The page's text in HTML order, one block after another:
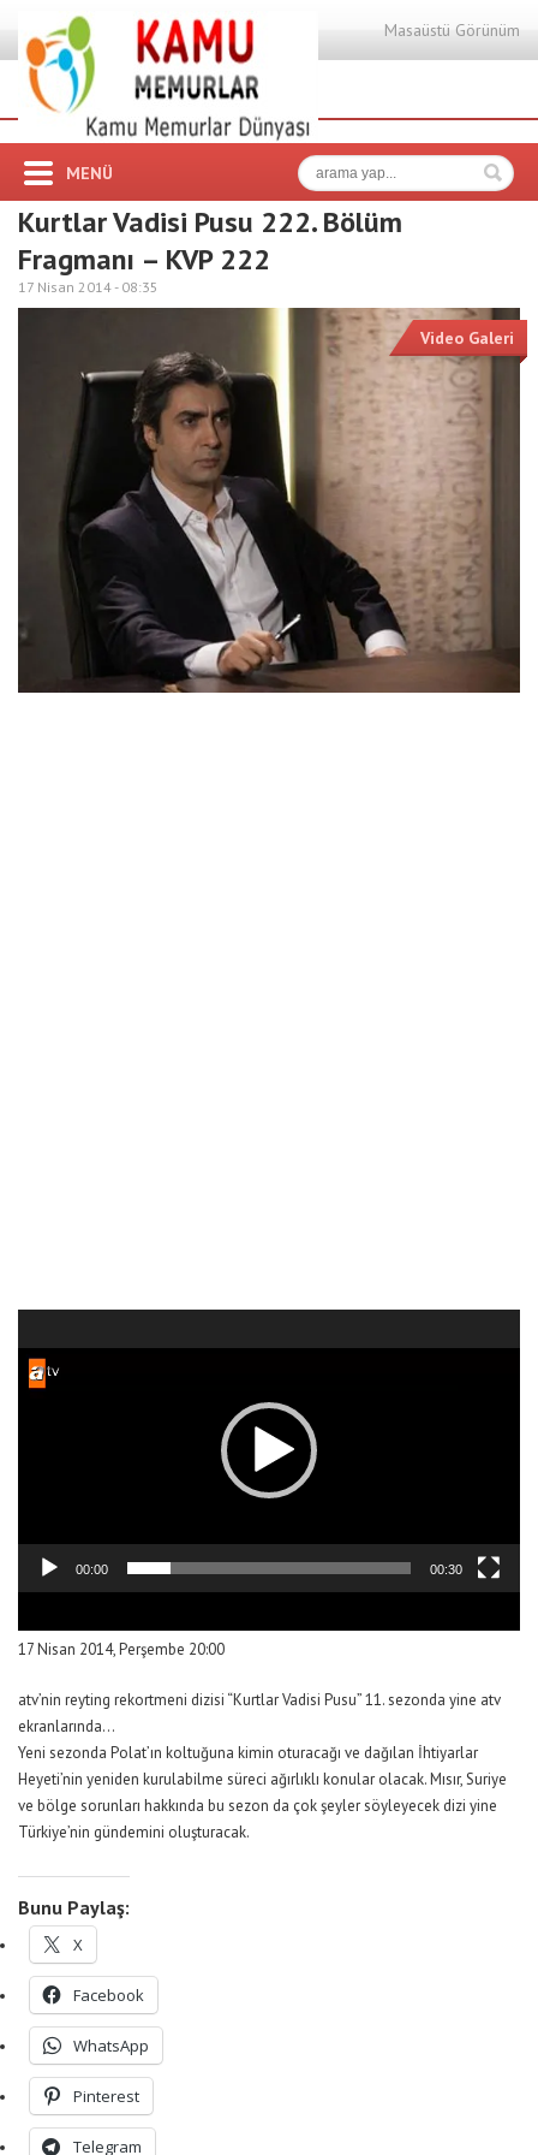
Masaüstü Görünüm
MENÜ
Kurtlar Vadisi Pusu 222. Bölüm
Fragmanı – KVP 222
17 Nisan 2014 - 08:35
Video Galeri
oynatıcı
00:00 00:30
KURTLAR VADİSİ PUSU222. Bölüm Özeti
17 Nisan 2014, Perşembe 20:00
atv’nin reyting rekortmeni dizisi “Kurtlar Vadisi Pusu” 11. sezonda yine atv
ekranlarında…
Yeni sezonda Polat’ın koltuğuna kimin oturacağı ve dağılan İhtiyarlar
Heyeti’nin yeniden kurulabilme süreci ağırlıklı konular olacak. Mısır, Suriye
ve bölge sorunları hakkında bu sezon da çok şeyler söyleyecek dizi yine
Türkiye’nin gündemini oluşturacak.
Bunu Paylaş:
X
Facebook
WhatsApp
Pinterest
Telegram